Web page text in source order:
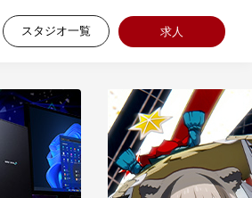
スタジオ一覧 求人